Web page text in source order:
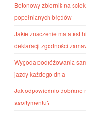
Betonowy zbiornik na
popełnianych błędów
Jakie znaczenie ma atest
deklaracji zgodności
Wygoda podróżowania
jazdy każdego dnia
Jak odpowiednio dobrane
asortymentu?